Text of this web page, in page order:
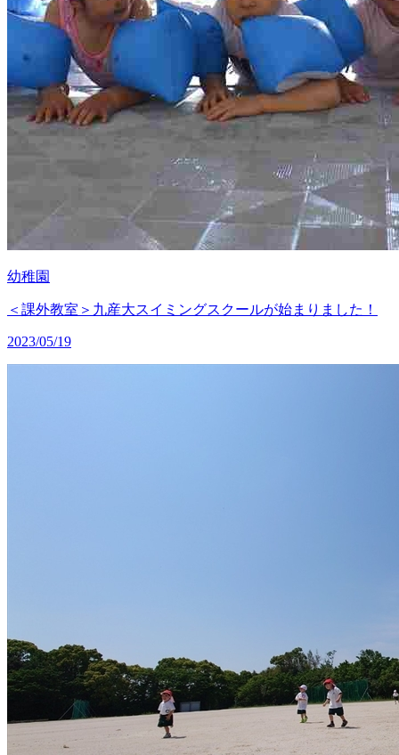
幼稚園
＜課外教室＞九産大スイミングスクールが始まりました！
2023/05/19